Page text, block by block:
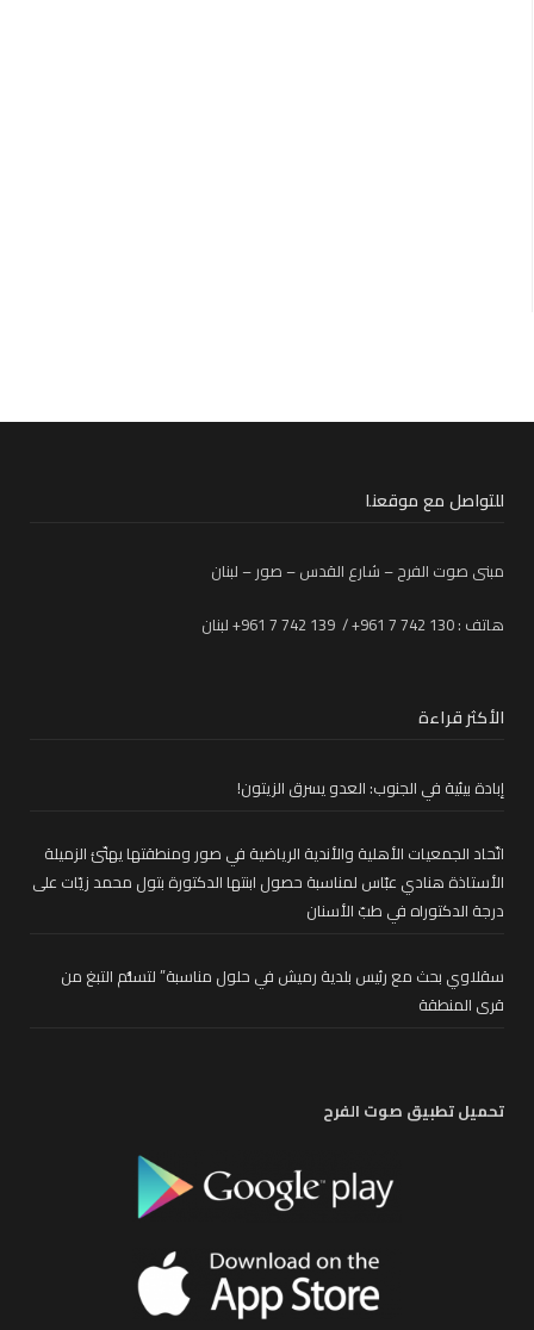
للتواصل مع موقعنا
مبنى صوت الفرح – شارع القدس – صور – لبنان
هاتف : 130 742 7 961+ / 139 742 7 961+ لبنان
الأكثر قراءة
إبادة بيئية في الجنوب: العدو يسرق الزيتون!
اتّحاد الجمعيات الأهلية والأندية الرياضية في صور ومنطقتها يهنّئ الزميلة
الأستاذة هنادي عبّاس لمناسبة حصول ابنتها الدكتورة بتول محمد زيّات على
درجة الدكتوراه في طبّ الأسنان
سقلاوي بحث مع رئيس بلدية رميش في حلول مناسبة” لتسلُّم التبغ من
قرى المنطقة
تحميل تطبيق صوت الفرح